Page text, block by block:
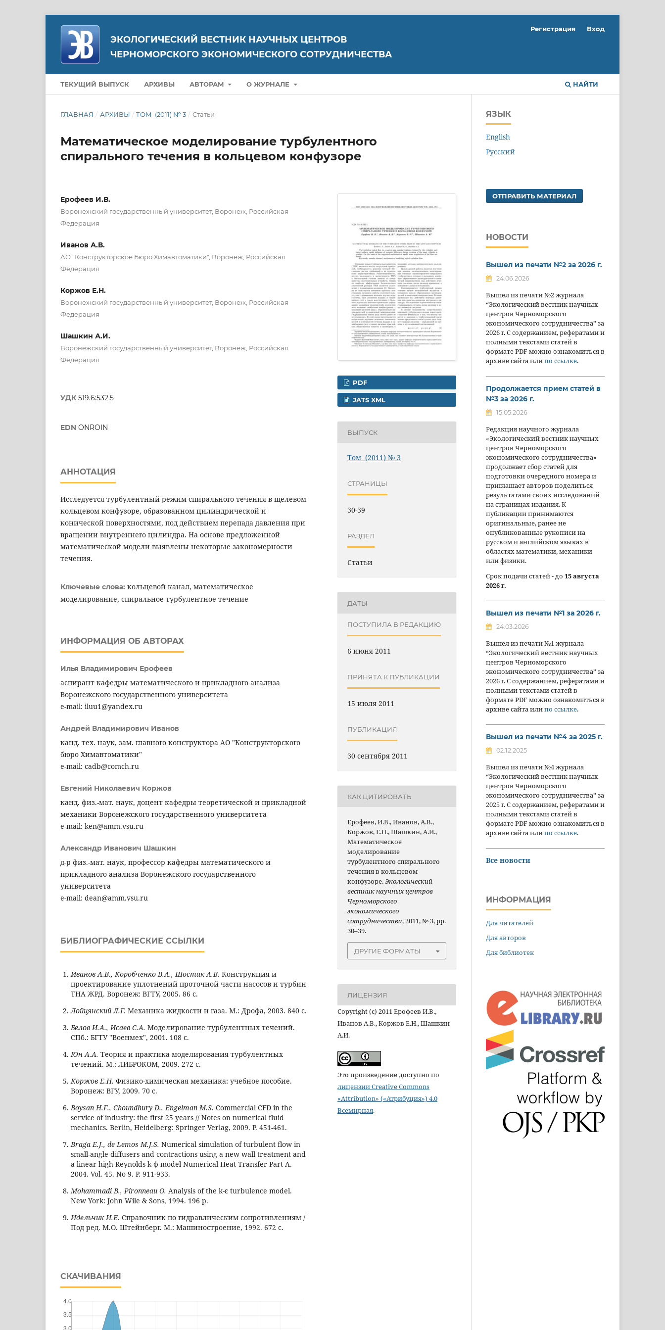
ЭКОЛОГИЧЕСКИЙ ВЕСТНИК НАУЧНЫХ ЦЕНТРОВ
ЧЕРНОМОРСКОГО ЭКОНОМИЧЕСКОГО СОТРУДНИЧЕСТВА
ТЕКУЩИЙ ВЫПУСК АРХИВЫ АВТОРАМ О ЖУРНАЛЕ НАЙТИ
Регистрация Вход
ГЛАВНАЯ / АРХИВЫ / ТОМ (2011) № 3 / Статьи
Математическое моделирование турбулентного
спирального течения в кольцевом конфузоре
Ерофеев И.В.
Воронежский государственный университет, Воронеж, Российская
Федерация
Иванов А.В.
АО "Конструкторское Бюро Химавтоматики", Воронеж, Российская
Федерация
Коржов Е.Н.
Воронежский государственный университет, Воронеж, Российская
Федерация
Шашкин А.И.
Воронежский государственный университет, Воронеж, Российская
Федерация
УДК 519.6:532.5
EDN ONROIN
АННОТАЦИЯ
Исследуется турбулентный режим спирального течения в щелевом
кольцевом конфузоре, образованном цилиндрической и
конической поверхностями, под действием перепада давления при
вращении внутреннего цилиндра. На основе предложенной
математической модели выявлены некоторые закономерности
течения.
Ключевые слова: кольцевой канал, математическое
моделирование, спиральное турбулентное течение
ИНФОРМАЦИЯ ОБ АВТОРАХ
Илья Владимирович Ерофеев
аспирант кафедры математического и прикладного анализа
Воронежского государственного университета
e-mail: iluu1@yandex.ru
Андрей Владимирович Иванов
канд. тех. наук, зам. главного конструктора АО "Конструкторского
бюро Химавтоматики"
e-mail: cadb@comch.ru
Евгений Николаевич Коржов
канд. физ.-мат. наук, доцент кафедры теоретической и прикладной
механики Воронежского государственного университета
e-mail: ken@amm.vsu.ru
Александр Иванович Шашкин
д-р физ.-мат. наук, профессор кафедры математического и
прикладного анализа Воронежского государственного
университета
e-mail: dean@amm.vsu.ru
БИБЛИОГРАФИЧЕСКИЕ ССЫЛКИ
Иванов А.В., Коробченко В.А., Шостак А.В. Конструкция и
проектирование уплотнений проточной части насосов и турбин
ТНА ЖРД. Воронеж: ВГТУ, 2005. 86 с.
Лойцянский Л.Г. Механика жидкости и газа. М.: Дрофа, 2003. 840 с.
Белов И.А., Исаев С.А. Моделирование турбулентных течений.
СПб.: БГТУ "Военмех", 2001. 108 с.
Юн А.А. Теория и практика моделирования турбулентных
течений. М.: ЛИБРОКОМ, 2009. 272 с.
Коржов Е.Н. Физико-химическая механика: учебное пособие.
Воронеж: ВГУ, 2009. 70 с.
Boysan H.F., Choundhury D., Engelman M.S. Commercial CFD in the
service of industry: the first 25 years // Notes on numerical fluid
mechanics. Berlin, Heidelberg: Springer Verlag, 2009. P. 451-461.
Braga E.J., de Lemos M.J.S. Numerical simulation of turbulent flow in
small-angle diffusers and contractions using a new wall treatment and
a linear high Reynolds k-φ model Numerical Heat Transfer Part A.
2004. Vol. 45. No 9. Р. 911-933.
Mohammadi B., Pironneau O. Analysis of the k-ε turbulence model.
New York: John Wile & Sons, 1994. 196 p.
Идельчик И.Е. Справочник по гидравлическим сопротивлениям /
Под ред. М.О. Штейнберг. М.: Машиностроение, 1992. 672 с.
СКАЧИВАНИЯ
PDF
JATS XML
ВЫПУСК
Том (2011) № 3
СТРАНИЦЫ
30-39
РАЗДЕЛ
Статьи
ДАТЫ
ПОСТУПИЛА В РЕДАКЦИЮ
6 июня 2011
ПРИНЯТА К ПУБЛИКАЦИИ
15 июля 2011
ПУБЛИКАЦИЯ
30 сентября 2011
КАК ЦИТИРОВАТЬ
Ерофеев, И.В., Иванов, А.В.,
Коржов, Е.Н., Шашкин, А.И.,
Математическое
моделирование
турбулентного спирального
течения в кольцевом
конфузоре.Экологический
вестник научных центров
Черноморского
экономического
сотрудничества, 2011, № 3, pp.
30–39.
ДРУГИЕ ФОРМАТЫ
ЛИЦЕНЗИЯ
Copyright (c) 2011 Ерофеев И.В.,
Иванов А.В., Коржов Е.Н., Шашкин
А.И.
Это произведение доступно по
лицензии Creative Commons
«Attribution» («Атрибуция») 4.0
Всемирная.
ЯЗЫК
English
Русский
ОТПРАВИТЬ МАТЕРИАЛ
НОВОСТИ
Вышел из печати №2 за 2026 г.
24.06.2026
Вышел из печати №2 журнала
“Экологический вестник научных
центров Черноморского
экономического сотрудничества” за
2026 г. С содержанием, рефератами и
полными текстами статей в
формате PDF можно ознакомиться в
архиве сайта илипо ссылке.
Продолжается прием статей в
№3 за 2026 г.
15.05.2026
Редакция научного журнала
«Экологический вестник научных
центров Черноморского
экономического сотрудничества»
продолжает сбор статей для
подготовки очередного номера и
приглашает авторов поделиться
результатами своих исследований
на страницах издания. К
публикации принимаются
оригинальные, ранее не
опубликованные рукописи на
русском и английском языках в
областях математики, механики
или физики.
Срок подачи статей - до 15 августа
2026 г.
Вышел из печати №1 за 2026 г.
24.03.2026
Вышел из печати №1 журнала
“Экологический вестник научных
центров Черноморского
экономического сотрудничества” за
2026 г. С содержанием, рефератами и
полными текстами статей в
формате PDF можно ознакомиться в
архиве сайта илипо ссылке.
Вышел из печати №4 за 2025 г.
02.12.2025
Вышел из печати №4 журнала
“Экологический вестник научных
центров Черноморского
экономического сотрудничества” за
2025 г. С содержанием, рефератами и
полными текстами статей в
формате PDF можно ознакомиться в
архиве сайта илипо ссылке.
Все новости
ИНФОРМАЦИЯ
Для читателей
Для авторов
Для библиотек